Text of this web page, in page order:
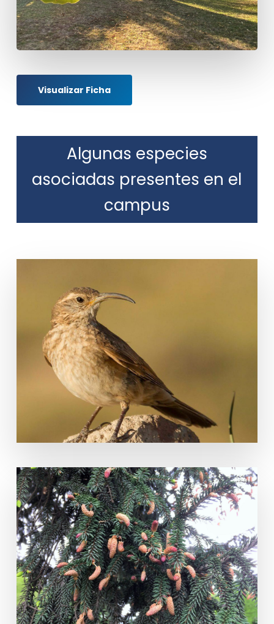
Visualizar Ficha
Algunas especies
asociadas presentes en el
campus
Upucerthia dumetaria
Picea orientalis (L.) Peterm.